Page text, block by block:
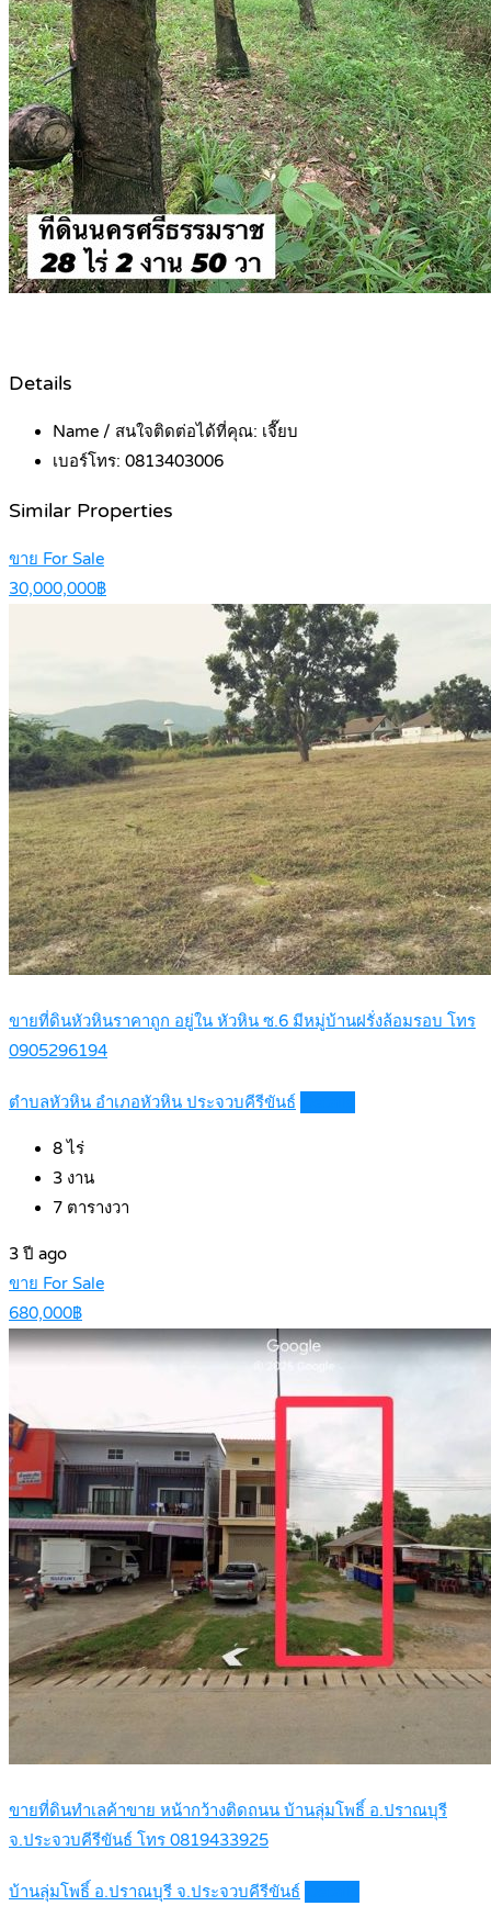
Details
Name / สนใจติดต่อได้ที่คุณ: เจี๊ยบ
เบอร์โทร: 0813403006
Similar Properties
ขาย For Sale
30,000,000฿
ขายที่ดินหัวหินราคาถูก อยู่ใน หัวหิน ซ.6 มีหมู่บ้านฝรั่งล้อมรอบ โทร
0905296194
ตำบลหัวหิน อำเภอหัวหิน ประจวบคีรีขันธ์
8 ไร่
3 งาน
7 ตารางวา
3 ปี ago
ขาย For Sale
680,000฿
ขายที่ดินทำเลค้าขาย หน้ากว้างติดถนน บ้านลุ่มโพธิ์ อ.ปราณบุรี
จ.ประจวบคีรีขันธ์ โทร 0819433925
บ้านลุ่มโพธิ์ อ.ปราณบุรี จ.ประจวบคีรีขันธ์